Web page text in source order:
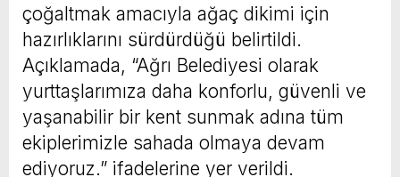
çoğaltmak amacıyla ağaç dikimi için
hazırlıklarını sürdürdüğü belirtildi.
Açıklamada, “Ağrı Belediyesi olarak
yurttaşlarımıza daha konforlu, güvenli ve
yaşanabilir bir kent sunmak adına tüm
ekiplerimizle sahada olmaya devam
ediyoruz.” ifadelerine yer verildi.